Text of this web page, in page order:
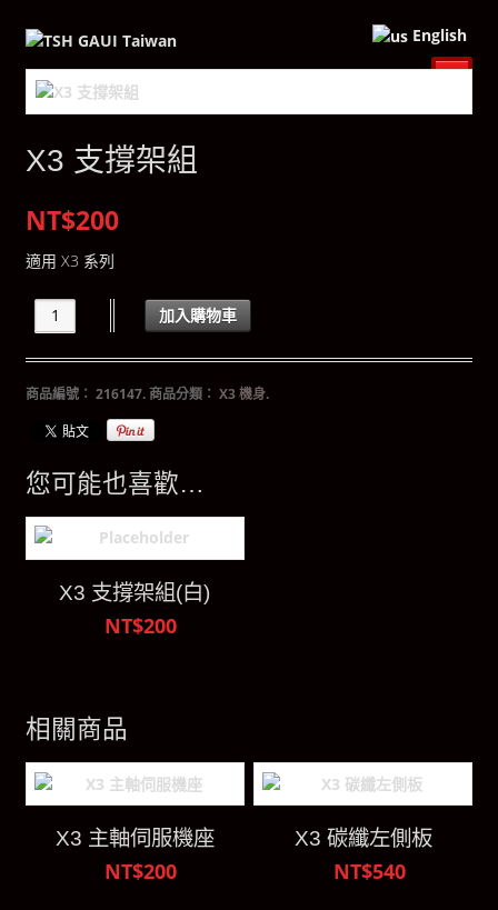
English
X3 支撐架組
NT$200
適用 X3 系列
加入購物車
商品編號： 216147.商品分類： X3 機身.
您可能也喜歡…
X3 支撐架組(白)
NT$200
相關商品
X3 主軸伺服機座
NT$200
X3 碳纖左側板
NT$540